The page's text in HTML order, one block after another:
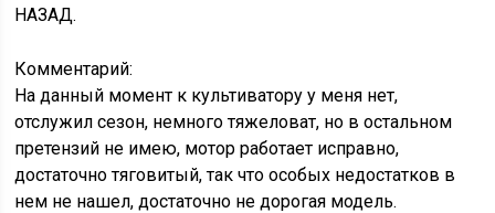
НАЗАД.
Комментарий:
На данный момент к культиватору у меня нет,
отслужил сезон, немного тяжеловат, но в остальном
претензий не имею, мотор работает исправно,
достаточно тяговитый, так что особых недостатков в
нем не нашел, достаточно не дорогая модель.